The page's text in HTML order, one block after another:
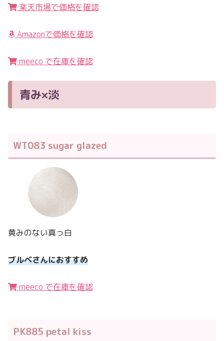
楽天市場で価格を確認
Amazonで価格を確認
meeco で在庫を確認
青み×淡
WT083 sugar glazed
黄みのない真っ白
ブルベさんにおすすめ
meeco で在庫を確認
PK885 petal kiss